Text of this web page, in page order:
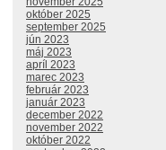
október 2025
september 2025
jún 2023
máj 2023
apríl 2023
marec 2023
február 2023
január 2023
december 2022
november 2022
október 2022